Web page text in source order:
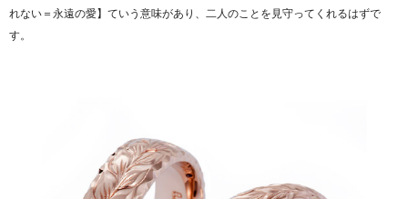
れない＝永遠の愛】ていう意味があり、二人のことを見守ってくれるはずで
す。